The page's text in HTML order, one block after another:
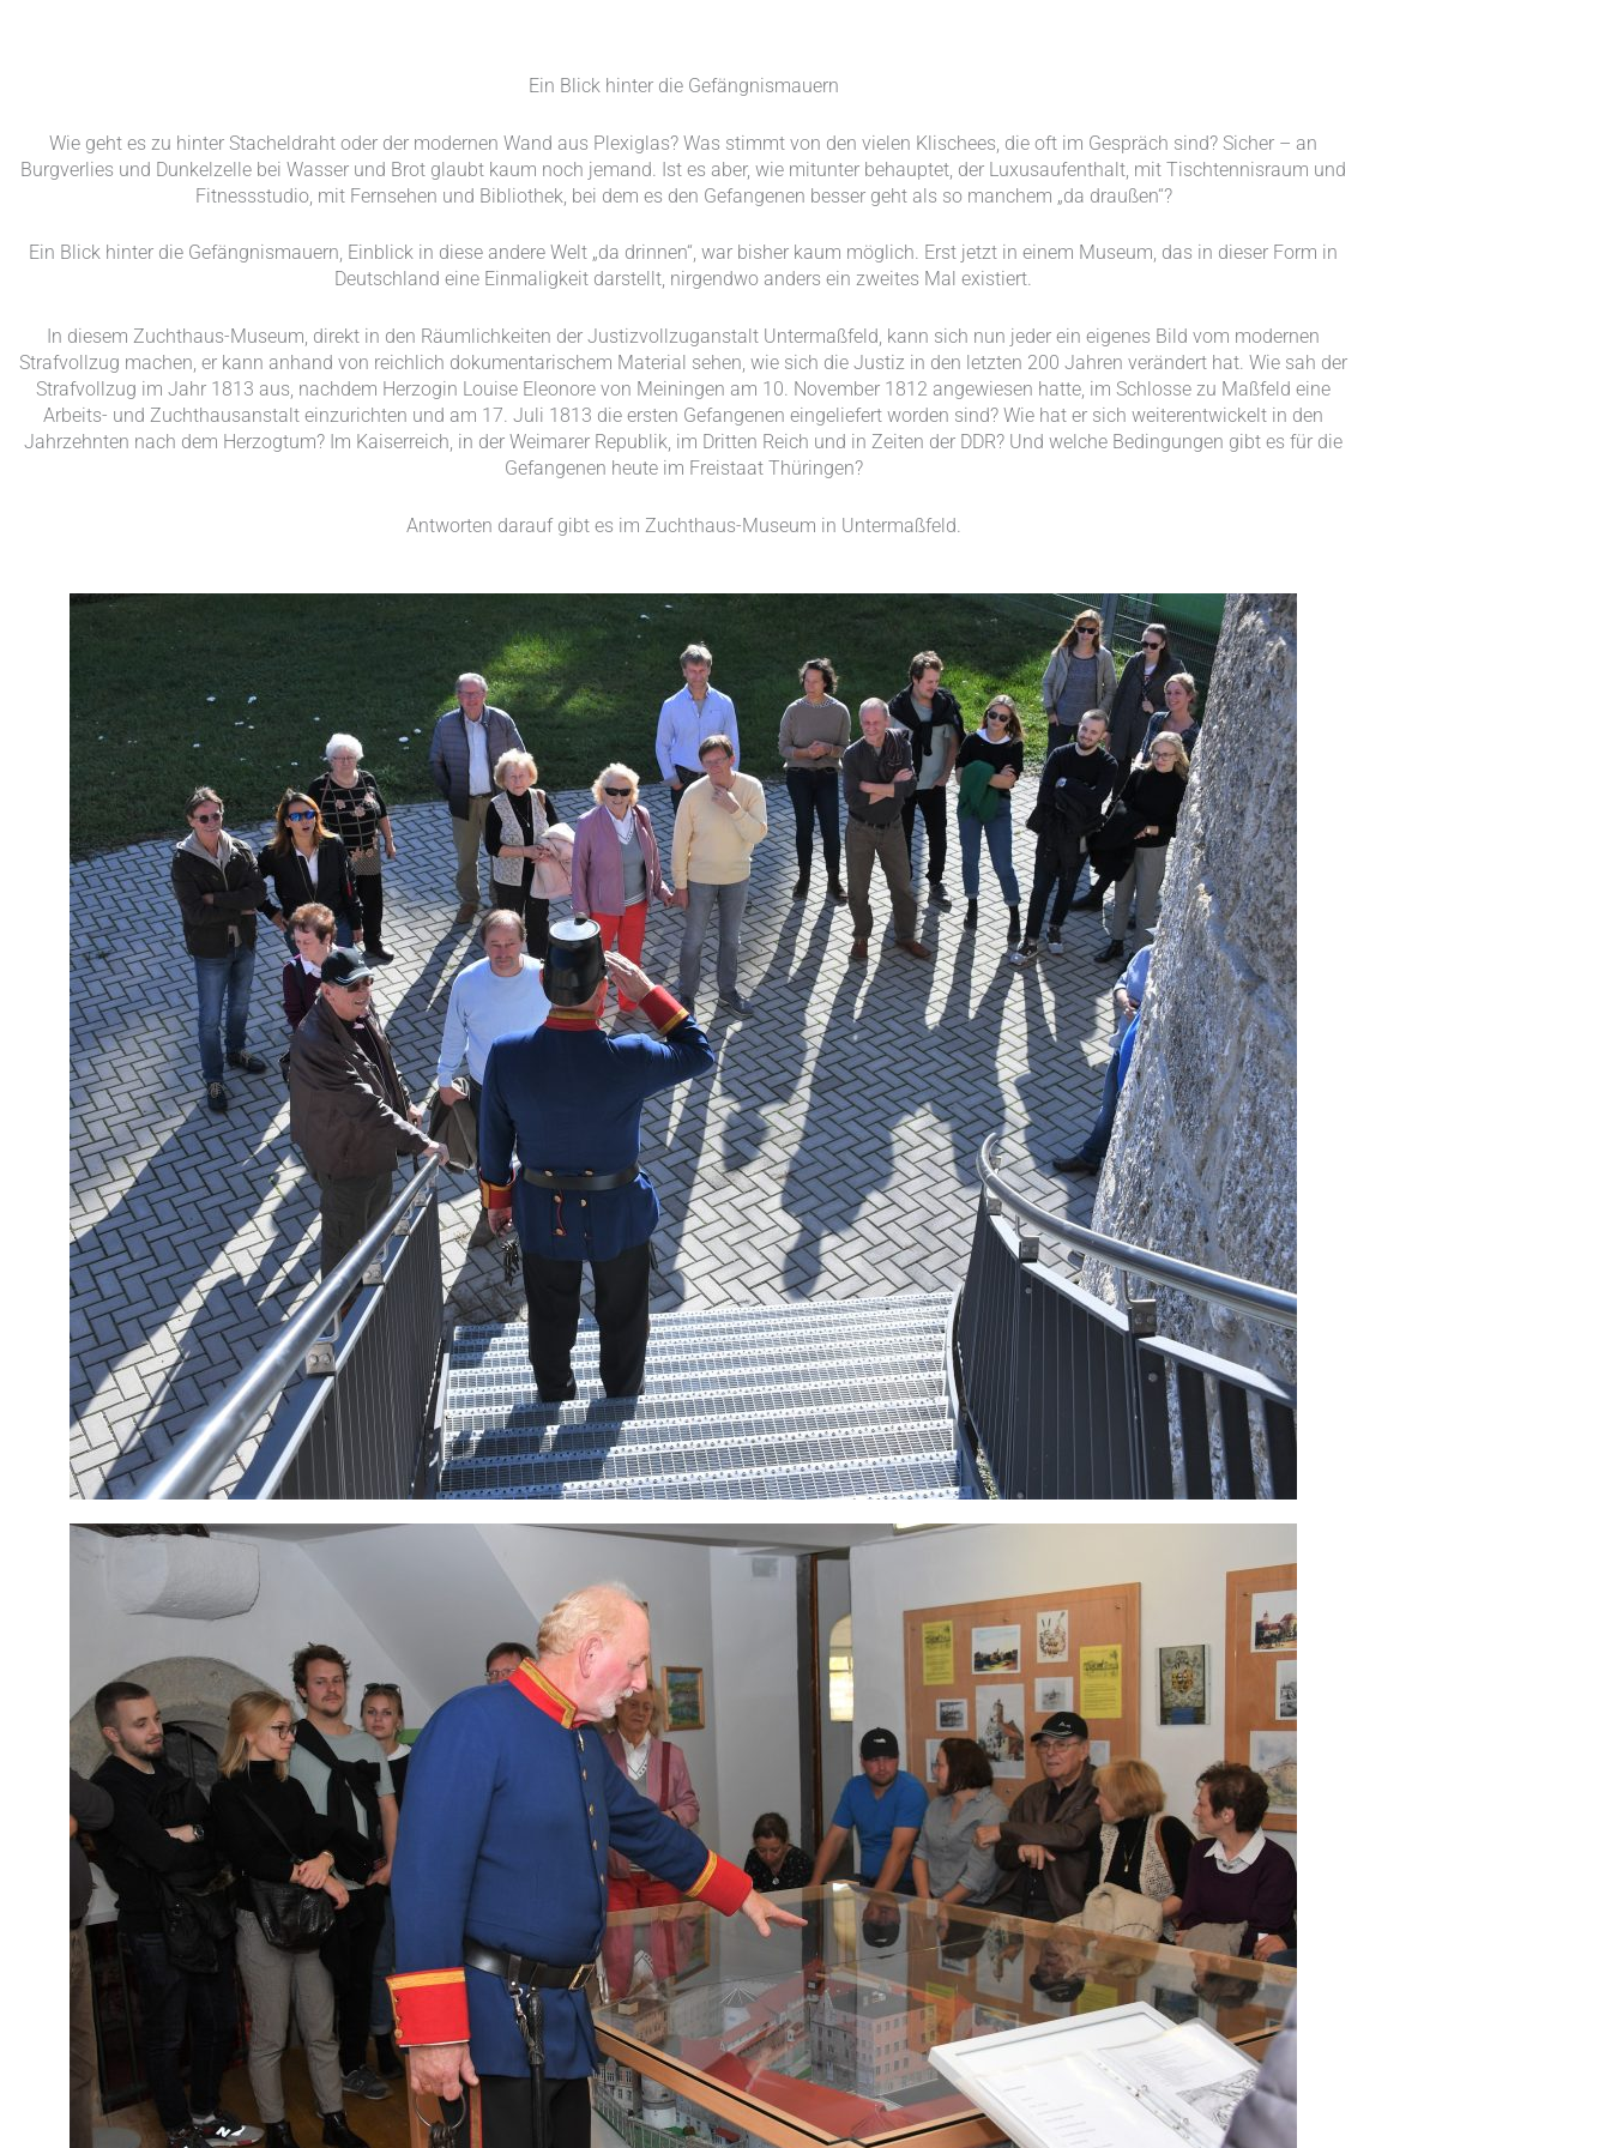
Ein Blick hinter die Gefängnismauern
Wie geht es zu hinter Stacheldraht oder der modernen Wand aus Plexiglas? Was stimmt von den vielen Klischees, die oft im Gespräch sind? Sicher – an
Burgverlies und Dunkelzelle bei Wasser und Brot glaubt kaum noch jemand. Ist es aber, wie mitunter behauptet, der Luxusaufenthalt, mit Tischtennisraum und
Fitnessstudio, mit Fernsehen und Bibliothek, bei dem es den Gefangenen besser geht als so manchem „da draußen“?
Ein Blick hinter die Gefängnismauern, Einblick in diese andere Welt „da drinnen“, war bisher kaum möglich. Erst jetzt in einem Museum, das in dieser Form in
Deutschland eine Einmaligkeit darstellt, nirgendwo anders ein zweites Mal existiert.
In diesem Zuchthaus-Museum, direkt in den Räumlichkeiten der Justizvollzuganstalt Untermaßfeld, kann sich nun jeder ein eigenes Bild vom modernen
Strafvollzug machen, er kann anhand von reichlich dokumentarischem Material sehen, wie sich die Justiz in den letzten 200 Jahren verändert hat. Wie sah der
Strafvollzug im Jahr 1813 aus, nachdem Herzogin Louise Eleonore von Meiningen am 10. November 1812 angewiesen hatte, im Schlosse zu Maßfeld eine
Arbeits- und Zuchthausanstalt einzurichten und am 17. Juli 1813 die ersten Gefangenen eingeliefert worden sind? Wie hat er sich weiterentwickelt in den
Jahrzehnten nach dem Herzogtum? Im Kaiserreich, in der Weimarer Republik, im Dritten Reich und in Zeiten der DDR? Und welche Bedingungen gibt es für die
Gefangenen heute im Freistaat Thüringen?
Antworten darauf gibt es im Zuchthaus-Museum in Untermaßfeld.